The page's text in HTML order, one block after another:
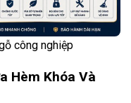
công nghiệp
Hèm Khóa Và